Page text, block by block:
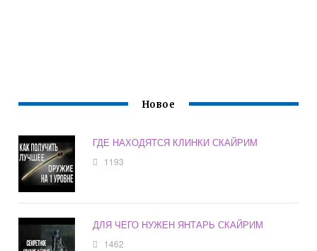
Новое
ГДЕ НАХОДЯТСЯ КЛИНКИ СКАЙРИМ
1193
ДЛЯ ЧЕГО НУЖЕН ЯНТАРЬ СКАЙРИМ
1462